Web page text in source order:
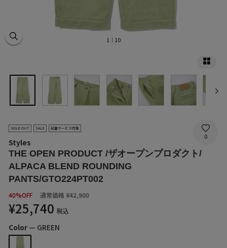
1 ｜10
SOLD OUT SALE 試着サービス対象
0
Styles
THE OPEN PRODUCT /ザオープンプロダクト/
ALPACA BLEND ROUNDING
PANTS/GTO224PT002
40%OFF 通常価格 ¥42,900SALE
¥25,740 税込
Color — GREEN